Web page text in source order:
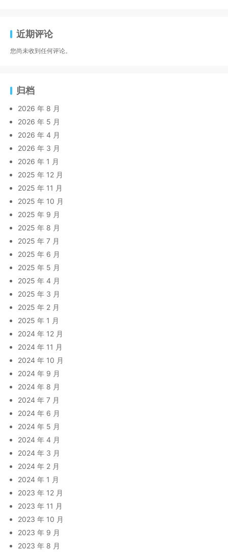
近期评论
您尚未收到任何评论。
归档
2026 年 8 月
2026 年 5 月
2026 年 4 月
2026 年 3 月
2026 年 1 月
2025 年 12 月
2025 年 11 月
2025 年 10 月
2025 年 9 月
2025 年 8 月
2025 年 7 月
2025 年 6 月
2025 年 5 月
2025 年 4 月
2025 年 3 月
2025 年 2 月
2025 年 1 月
2024 年 12 月
2024 年 11 月
2024 年 10 月
2024 年 9 月
2024 年 8 月
2024 年 7 月
2024 年 6 月
2024 年 5 月
2024 年 4 月
2024 年 3 月
2024 年 2 月
2024 年 1 月
2023 年 12 月
2023 年 11 月
2023 年 10 月
2023 年 9 月
2023 年 8 月